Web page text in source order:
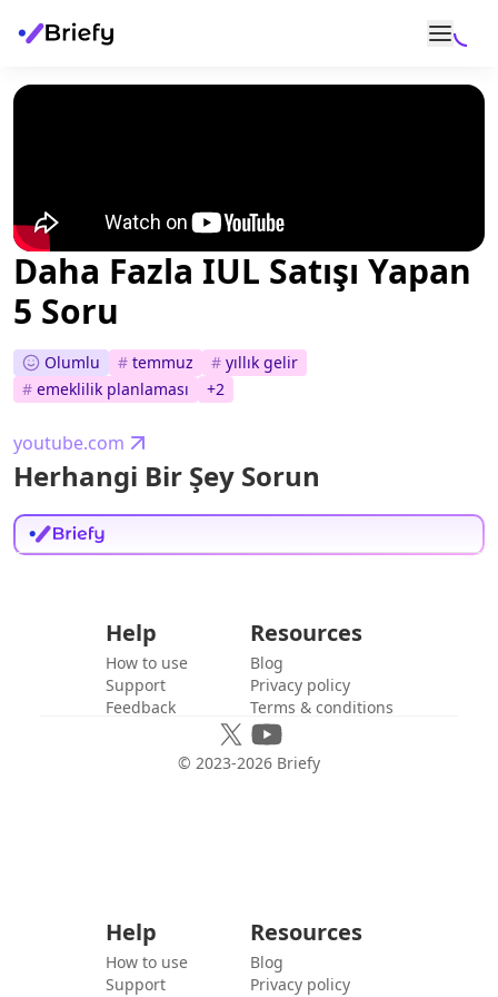
Daha Fazla IUL Satışı Yapan
5 Soru
Olumlu # temmuz # yıllık gelir
# emeklilik planlaması +2
youtube.com
Herhangi Bir Şey Sorun
Help
How to use
Support
Feedback
Resources
Blog
Privacy policy
Terms & conditions
© 2023-2026 Briefy
Help
How to use
Support
Resources
Blog
Privacy policy